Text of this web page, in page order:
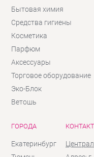
Бытовая химия
Средства гигиены
Косметика
Парфюм
Аксессуары
Торговое оборудование
Эко-Блок
Ветошь
ГОРОДА
Екатеринбург